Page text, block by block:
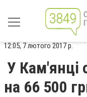
12:05, 7 лютого 2017 р.
У Кам'янці
на 66 500